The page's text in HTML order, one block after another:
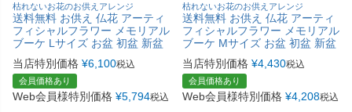
枯れないお花のお供えアレンジ
送料無料 お供え 仏花 アーティ
フィシャルフラワー メモリアル
ブーケ Lサイズ お盆 初盆 新盆
当店特別価格 ¥6,100税込
会員価格あり
Web会員様特別価格 ¥5,794税込
枯れないお花のお供えアレンジ
送料無料 お供え 仏花 アーティ
フィシャルフラワー メモリアル
ブーケ Mサイズ お盆 初盆 新盆
当店特別価格 ¥4,430税込
会員価格あり
Web会員様特別価格 ¥4,208税込